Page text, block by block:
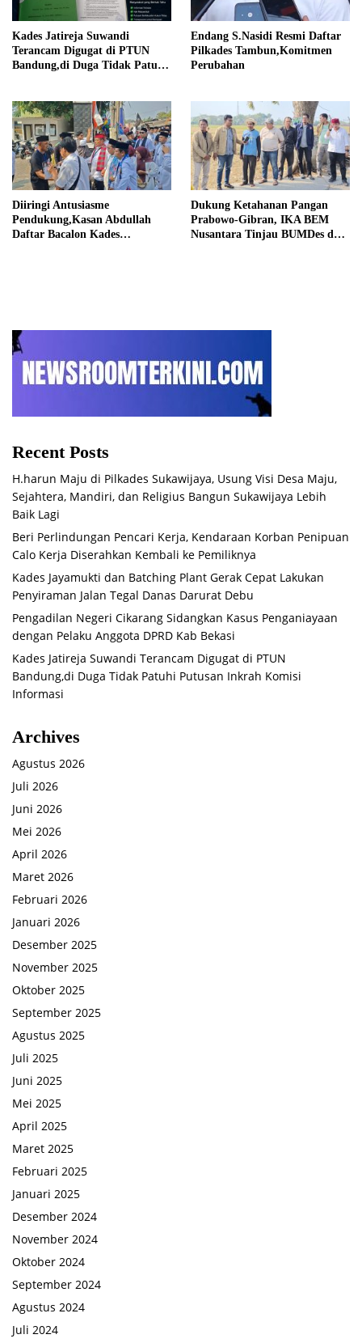
Kades Jatireja Suwandi
Terancam Digugat di PTUN
Bandung,di Duga Tidak Patuhi
Endang S.Nasidi Resmi Daftar
Pilkades Tambun,Komitmen
Perubahan
Diiringi Antusiasme
Pendukung,Kasan Abdullah
Daftar Bacalon Kades
Dukung Ketahanan Pangan
Prabowo-Gibran, IKA BEM
Nusantara Tinjau BUMDes dan
Recent Posts
H.harun Maju di Pilkades Sukawijaya, Usung Visi Desa Maju,
Sejahtera, Mandiri, dan Religius Bangun Sukawijaya Lebih
Baik Lagi
Beri Perlindungan Pencari Kerja, Kendaraan Korban Penipuan
Calo Kerja Diserahkan Kembali ke Pemiliknya
Kades Jayamukti dan Batching Plant Gerak Cepat Lakukan
Penyiraman Jalan Tegal Danas Darurat Debu
Pengadilan Negeri Cikarang Sidangkan Kasus Penganiayaan
dengan Pelaku Anggota DPRD Kab Bekasi
Kades Jatireja Suwandi Terancam Digugat di PTUN
Bandung,di Duga Tidak Patuhi Putusan Inkrah Komisi
Informasi
Archives
Agustus 2026
Juli 2026
Juni 2026
Mei 2026
April 2026
Maret 2026
Februari 2026
Januari 2026
Desember 2025
November 2025
Oktober 2025
September 2025
Agustus 2025
Juli 2025
Juni 2025
Mei 2025
April 2025
Maret 2025
Februari 2025
Januari 2025
Desember 2024
November 2024
Oktober 2024
September 2024
Agustus 2024
Juli 2024